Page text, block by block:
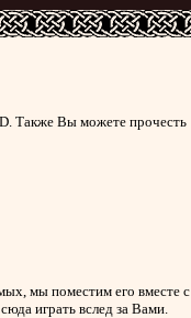
Также Вы можете прочесть
мы поместим его вместе с
играть вслед за Вами.